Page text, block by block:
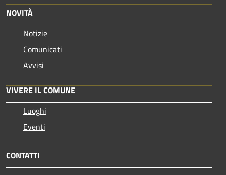
NOVITÀ
Notizie
Comunicati
Avvisi
VIVERE IL COMUNE
Luoghi
Eventi
CONTATTI